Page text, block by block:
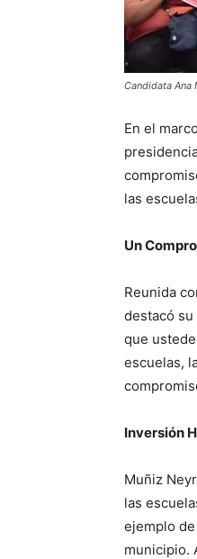
Candidata Ana
En el
las
Un
Reunida
destacó
que
escuelas,
Inversión
Muñiz
las
ejemplo
municipio.